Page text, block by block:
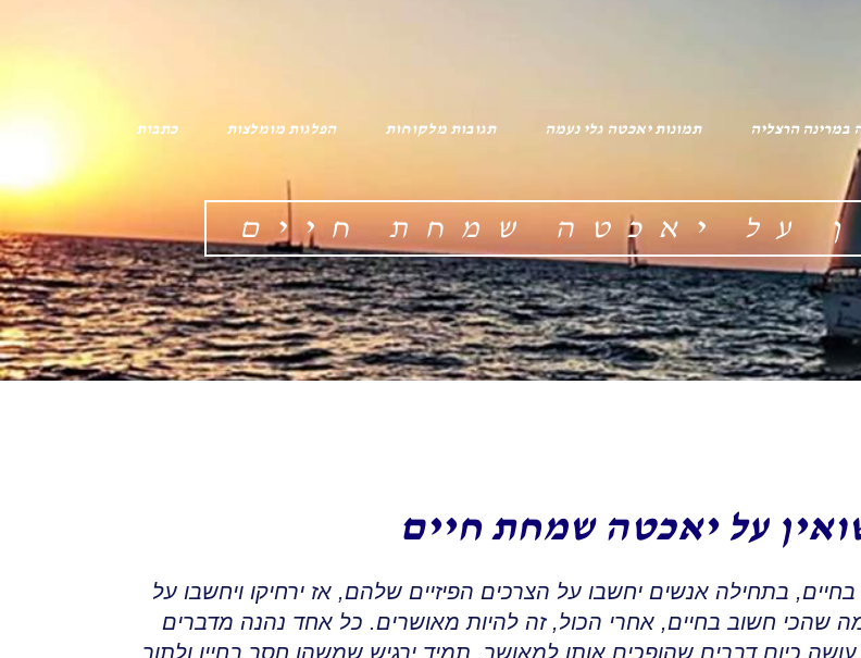
במרינה הרצליה תמונות יאכטה גלי נעמה תגובות מלקוחות הפלגות מומלצות כתבות
על יאכטה שמחת חיים
על יאכטה שמחת חיים
, בתחילה אנשים יחשבו על הצרכים הפיזיים שלהם, אז ירחיקו ויחשבו על
שהכי חשוב בחיים, אחרי הכול, זה להיות מאושרים. כל אחד נהנה מדברים
כיום דברים שהופכים אותו למאושר, תמיד ירגיש שמשהו חסר בחייו ולתוך